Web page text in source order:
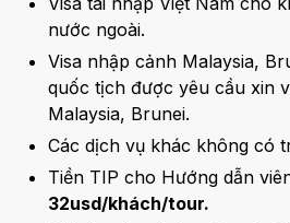
nước ngoài.
Visa nhập cảnh Malaysia,
quốc tịch được yêu cầu xin
Malaysia, Brunei.
Các dịch vụ khác không có
Tiền TIP cho Hướng dẫn
32usd/khách/tour.